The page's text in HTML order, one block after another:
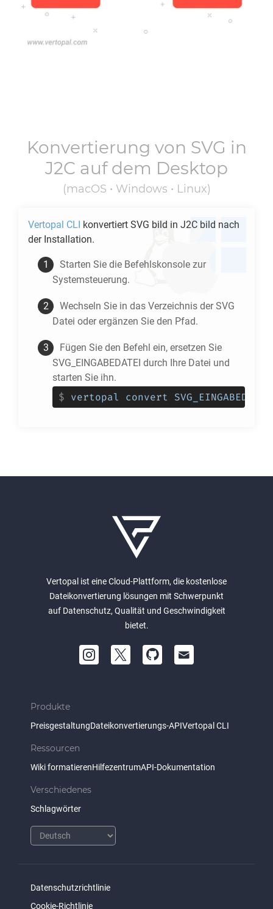
Konvertierung von SVG in
J2C auf dem Desktop
(macOS • Windows • Linux)
Vertopal CLI konvertiert SVG bild in J2C bild nach
der Installation.
Starten Sie die Befehlskonsole zur
Systemsteuerung.
Wechseln Sie in das Verzeichnis derSVG
Datei oder ergänzen Sie den Pfad.
Fügen Sie den Befehl ein, ersetzen Sie
SVG_EINGABEDATEI durch Ihre Datei und
starten Sie ihn.
$ vertopal convert
Vertopal ist eine Cloud-Plattform, die kostenlose
Dateikonvertierung lösungen mit Schwerpunkt
auf Datenschutz, Qualität und Geschwindigkeit
bietet.
Produkte
PreisgestaltungDateikonvertierungs-APIVertopal CLI
Ressourcen
Wiki formatierenHilfezentrumAPI-Dokumentation
Verschiedenes
Schlagwörter
Datenschutzrichtlinie
Cookie-Richtlinie